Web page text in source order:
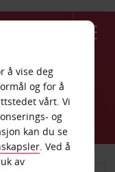
å vise deg
og for å
vårt. Vi
og
kan du se
. Ved å
av